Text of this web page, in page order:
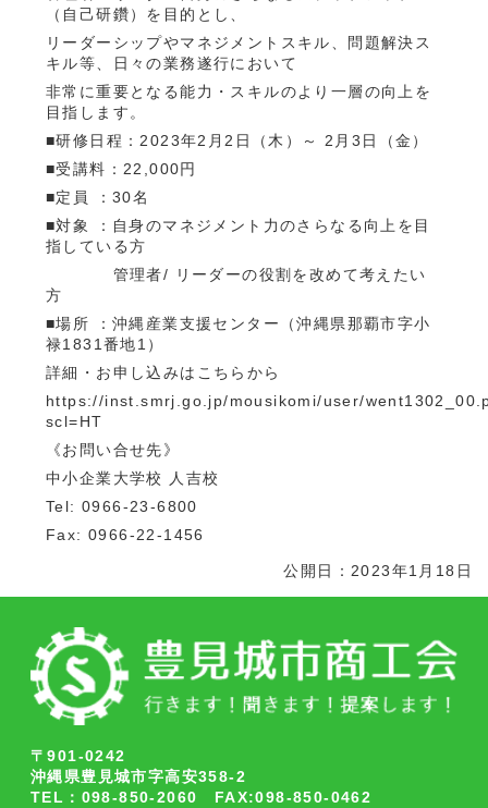
（自己研鑽）を目的とし、
リーダーシップやマネジメントスキル、問題解決ス
キル等、日々の業務遂行において
非常に重要となる能力・スキルのより一層の向上を
目指します。
■研修日程：2023年2月2日（木）～ 2月3日（金）
■受講料：22,000円
■定員 ：30名
■対象 ：自身のマネジメント力のさらなる向上を目
指している方
管理者/ リーダーの役割を改めて考えたい
方
■場所 ：沖縄産業支援センター（沖縄県那覇市字小
禄1831番地1）
詳細・お申し込みはこちらから
https://inst.smrj.go.jp/mousikomi/user/
scl=HT
《お問い合せ先》
中小企業大学校 人吉校
Tel: 0966-23-6800
Fax: 0966-22-1456
公開日：2023年1月18日
〒901-0242
沖縄県豊見城市字高安358-2
TEL：098-850-2060 FAX:098-850-0462